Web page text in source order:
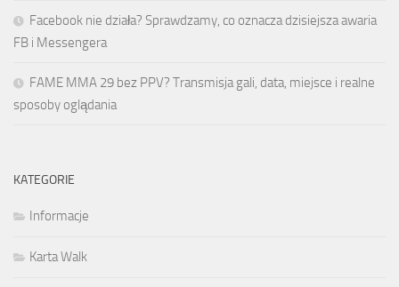
Facebook nie działa? Sprawdzamy, co oznacza dzisiejsza awaria
FB i Messengera
FAME MMA 29 bez PPV? Transmisja gali, data, miejsce i realne
sposoby oglądania
KATEGORIE
Informacje
Karta Walk